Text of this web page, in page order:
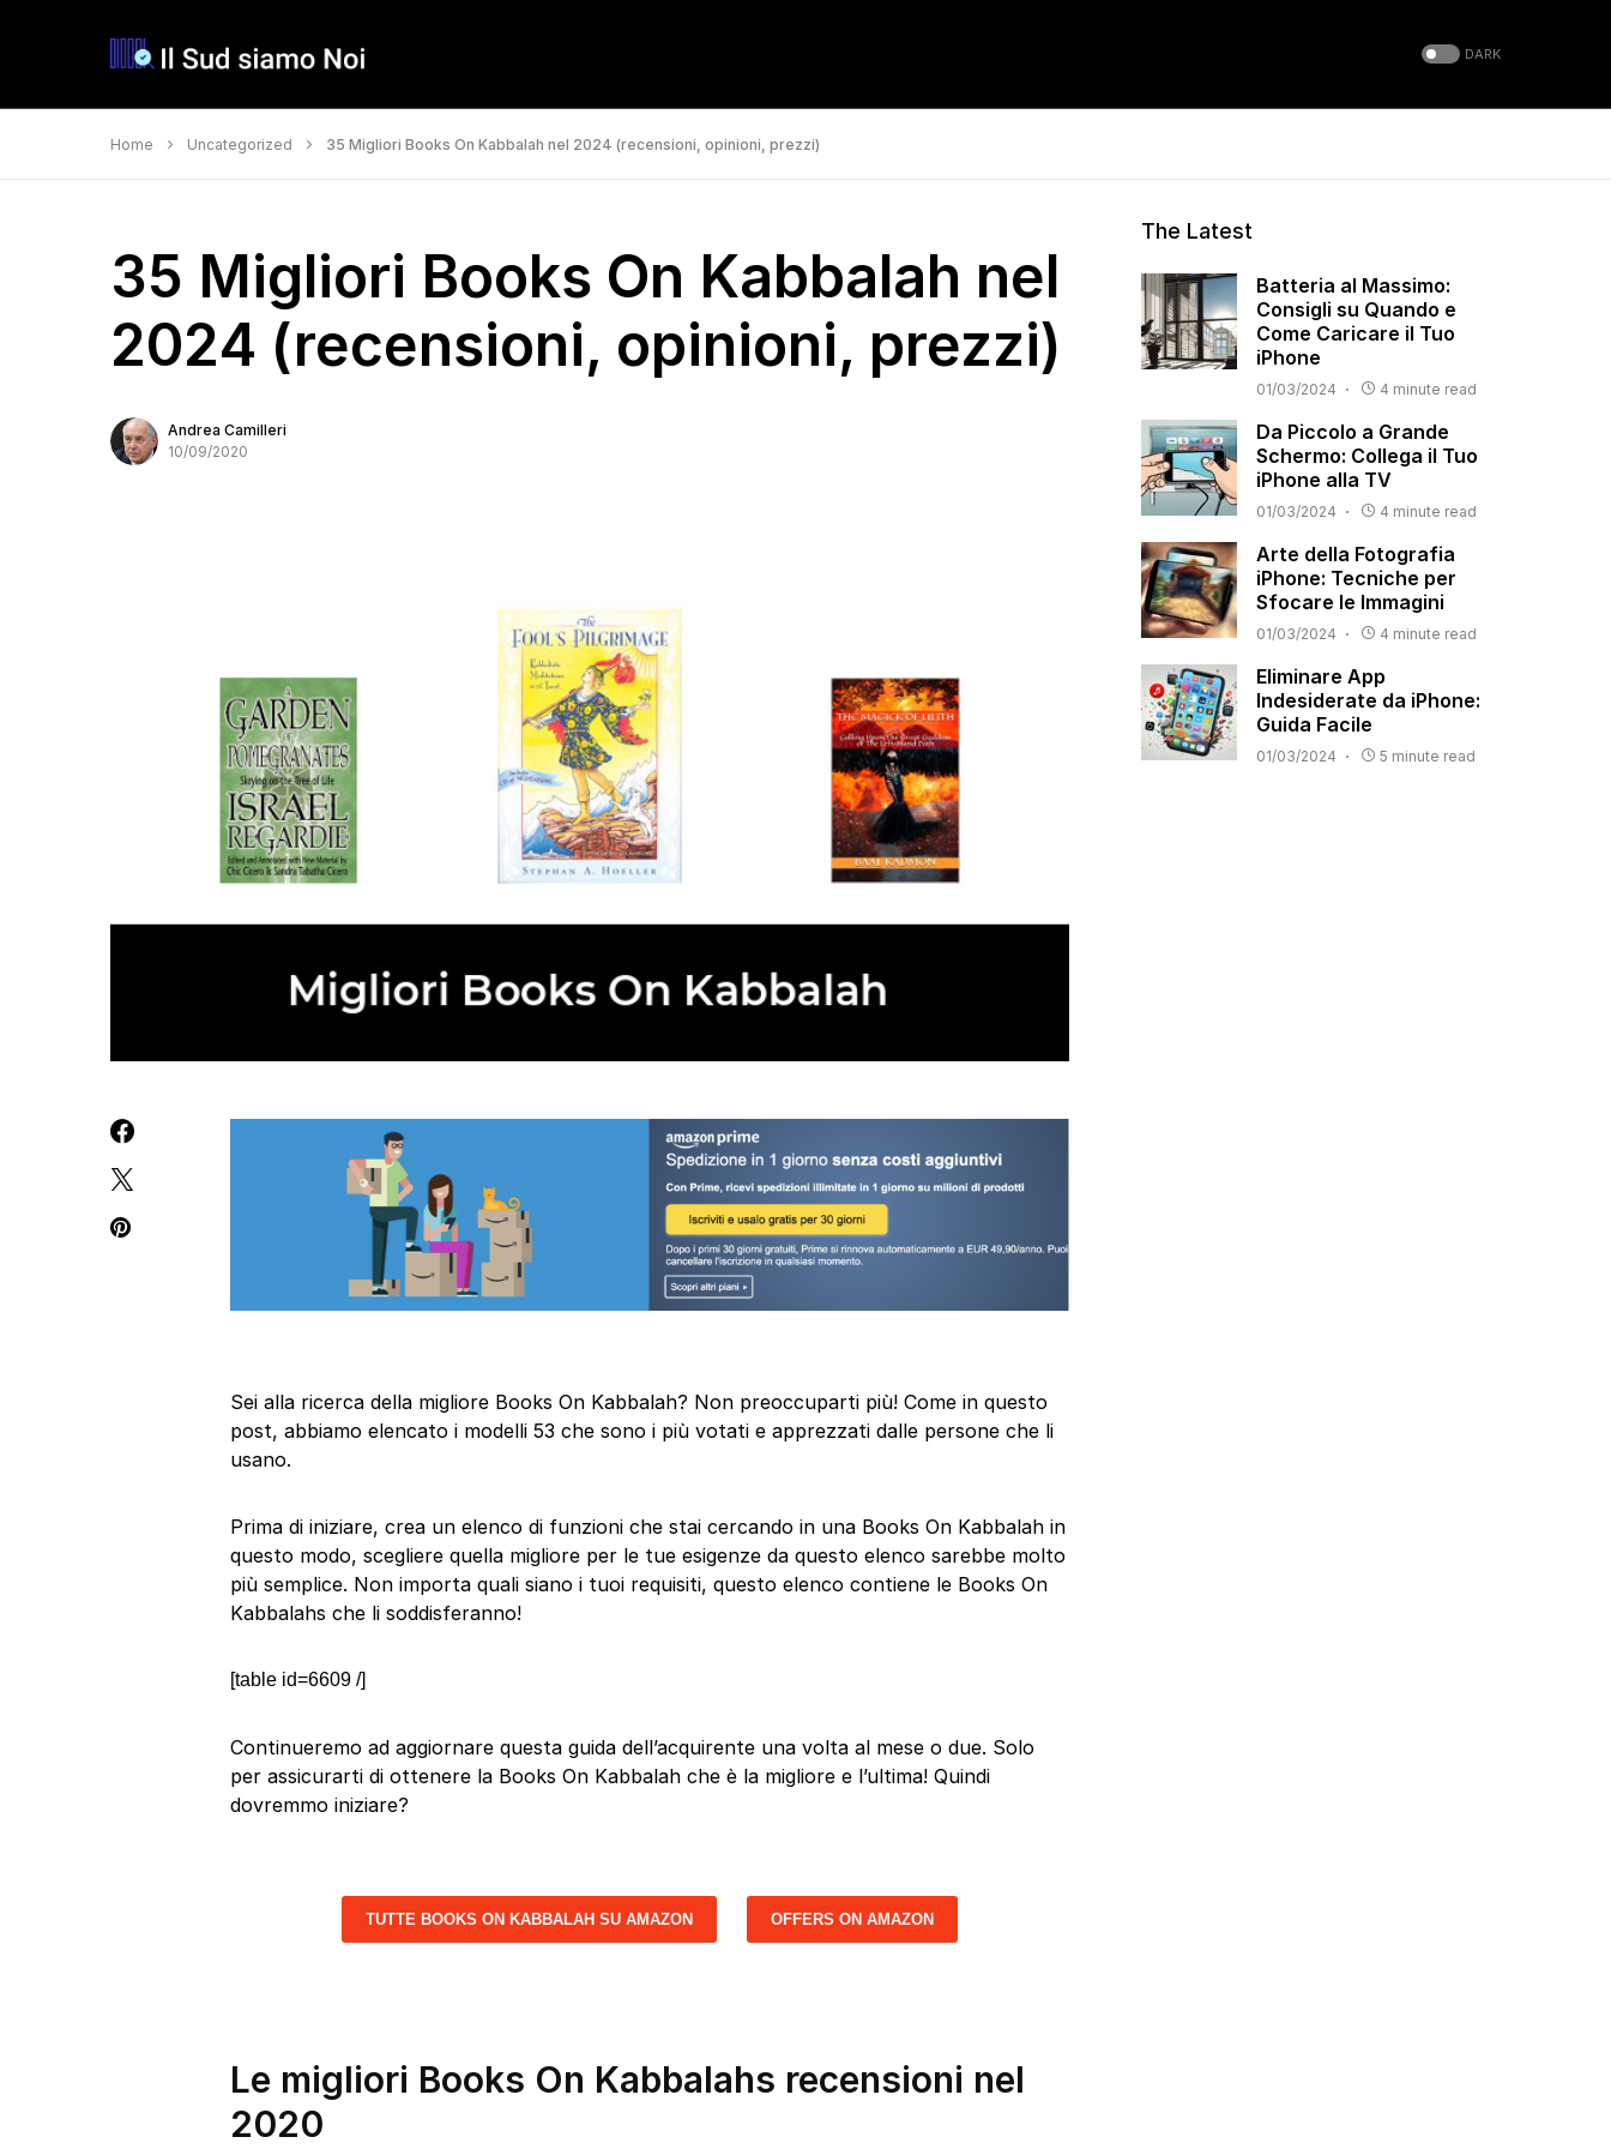
DARK
Home Uncategorized 35 Migliori Books On Kabbalah nel 2024 (recensioni, opinioni, prezzi)
35 Migliori Books On Kabbalah nel
2024 (recensioni, opinioni, prezzi)
Andrea Camilleri
10/09/2020
Sei alla ricerca della migliore Books On Kabbalah? Non preoccuparti più! Come in questo
post, abbiamo elencato i modelli 53 che sono i più votati e apprezzati dalle persone che li
usano.
Prima di iniziare, crea un elenco di funzioni che stai cercando in una Books On Kabbalah in
questo modo, scegliere quella migliore per le tue esigenze da questo elenco sarebbe molto
più semplice. Non importa quali siano i tuoi requisiti, questo elenco contiene le Books On
Kabbalahs che li soddisferanno!
[table id=6609 /]
Continueremo ad aggiornare questa guida dell’acquirente una volta al mese o due. Solo
per assicurarti di ottenere la Books On Kabbalah che è la migliore e l’ultima! Quindi
dovremmo iniziare?
TUTTE BOOKS ON KABBALAH SU AMAZON OFFERS ON AMAZON
Le migliori Books On Kabbalahs recensioni nel
2020
The Latest
Batteria al Massimo:
Consigli su Quando e
Come Caricare il Tuo
iPhone
01/03/2024 4 minute read
Da Piccolo a Grande
Schermo: Collega il Tuo
iPhone alla TV
01/03/2024 4 minute read
Arte della Fotografia
iPhone: Tecniche per
Sfocare le Immagini
01/03/2024 4 minute read
Eliminare App
Indesiderate da iPhone:
Guida Facile
01/03/2024 5 minute read